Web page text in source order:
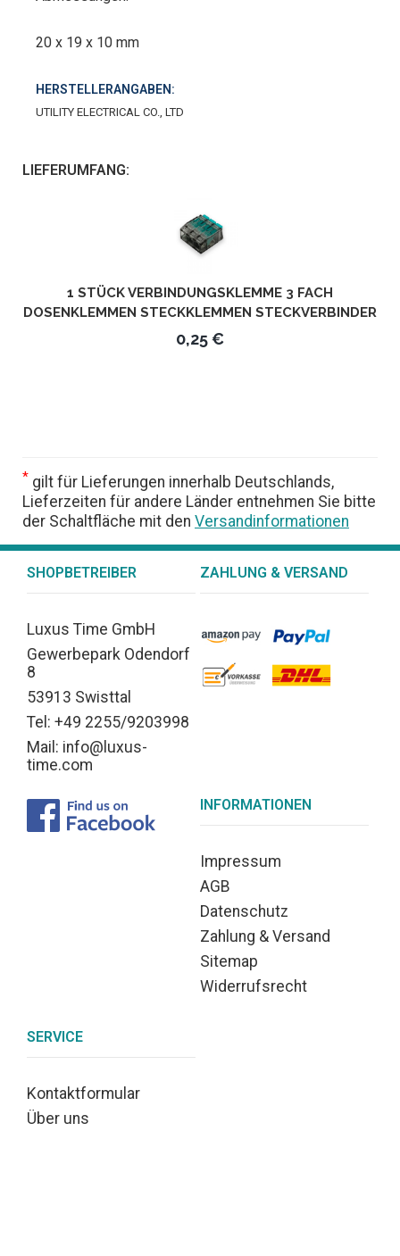
20 x 19 x 10 mm
HERSTELLERANGABEN:
UTILITY ELECTRICAL CO., LTD
LIEFERUMFANG:
1 STÜCK VERBINDUNGSKLEMME 3 FACH
DOSENKLEMMEN STECKKLEMMEN STECKVERBINDER
UBC-563
0,25 €
* gilt für Lieferungen innerhalb Deutschlands,
Lieferzeiten für andere Länder entnehmen Sie bitte
der Schaltfläche mit den Versandinformationen
SHOPBETREIBER
Luxus Time GmbH
Gewerbepark Odendorf
8
53913 Swisttal
Tel: +49 2255/9203998
Mail: info@luxus-
time.com
ZAHLUNG & VERSAND
INFORMATIONEN
Impressum
AGB
Datenschutz
Zahlung & Versand
Sitemap
Widerrufsrecht
SERVICE
Kontaktformular
Über uns